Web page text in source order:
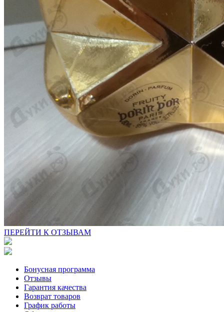
ПЕРЕЙТИ К ОТЗЫВАМ
Бонусная программа
Отзывы
Гарантия качества
Возврат товаров
График работы